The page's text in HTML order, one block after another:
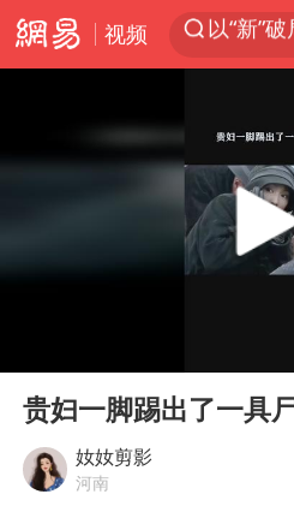
视频
宇树科
五粮液
CIA被曝
“深圳
Play
贵妇一脚踢出了一具
奻奻剪影
河南